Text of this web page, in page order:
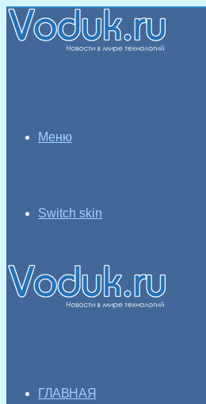
Меню
Switch skin
ГЛАВНАЯ